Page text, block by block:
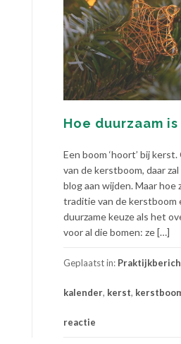
Hoe duurzaam
Een boom ‘hoort’ bij
van de kerstboom, daar
blog aan wijden. Maar
traditie van de kerstboom
duurzame keuze als het
voor al die bomen: ze […]
Geplaatst in:
kalender, kerst,
reactie